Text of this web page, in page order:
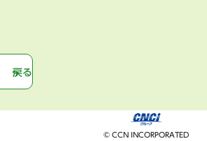
戻る
© CCN INCORPORATED